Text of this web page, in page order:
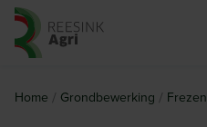
Home / Grondbewerking / Frezen